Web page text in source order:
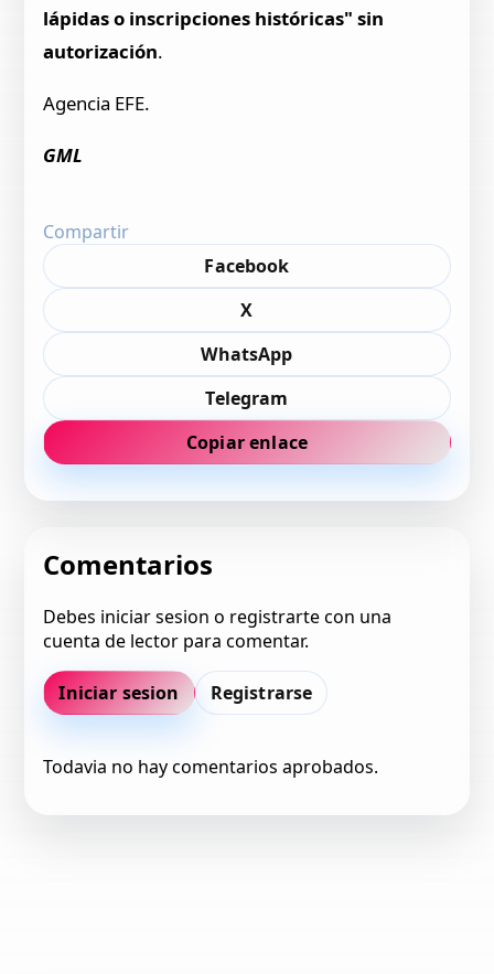
lápidas o inscripciones históricas" sin
autorización.
Agencia EFE.
GML
Compartir
Facebook
X
WhatsApp
Telegram
Copiar enlace
Comentarios
Debes iniciar sesion o registrarte con una
cuenta de lector para comentar.
Iniciar sesion Registrarse
Todavia no hay comentarios aprobados.